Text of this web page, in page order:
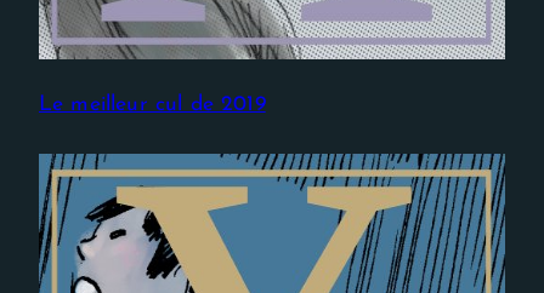
Le meilleur cul de 2019